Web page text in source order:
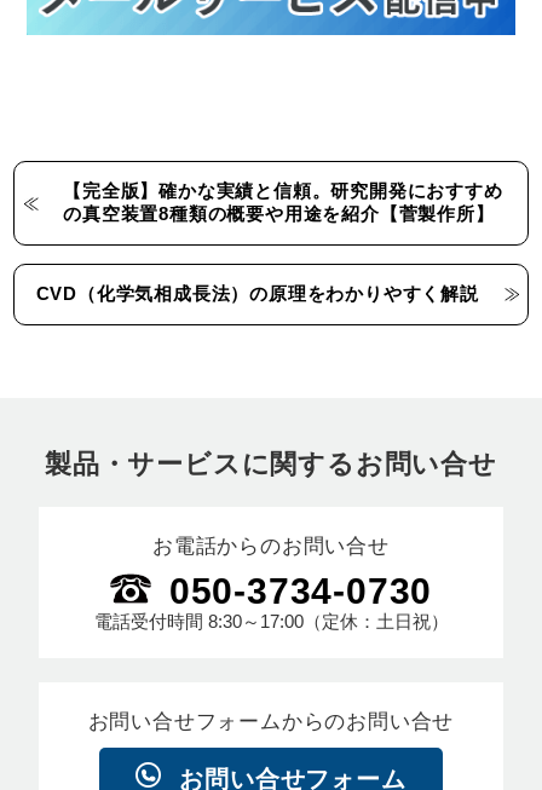
【完全版】確かな実績と信頼。研究開発におすすめ
の真空装置8種類の概要や用途を紹介【菅製作所】
CVD（化学気相成長法）の原理をわかりやすく解説
製品・サービスに関するお問い合せ
お電話からのお問い合せ
050-3734-0730
電話受付時間 8:30～17:00（定休：土日祝）
お問い合せフォームからのお問い合せ
お問い合せフォーム